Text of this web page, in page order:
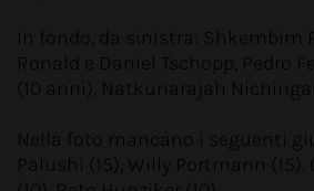
In fondo, da sinistra: Shkembim
Ronald e Daniel Tschopp, Pedro
(10 anni), Natkunarajah
Nella foto mancano i seguenti
Palushi (15), Willy Portmann